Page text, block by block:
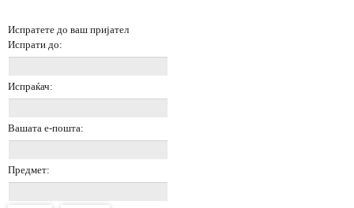
Испратете до ваш пријател
Испрати до:
Испраќач:
Вашата е-пошта:
Предмет: